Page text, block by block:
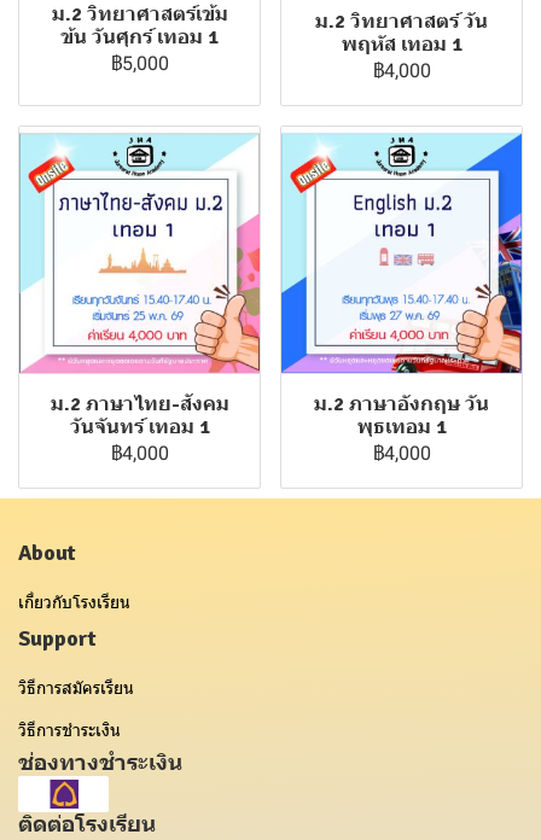
ม.2 วิทยาศาสตร์เข้ม
ข้น วันศุกร์ เทอม 1
฿5,000
ม.2 วิทยาศาสตร์ วัน
พฤหัส เทอม 1
฿4,000
ม.2 ภาษาไทย-สังคม
วันจันทร์ เทอม 1
฿4,000
ม.2 ภาษาอังกฤษ วัน
พุธเทอม 1
฿4,000
About
เกี่ยวกับโรงเรียน
Support
วิธีการสมัครเรียน
วิธีการชำระเงิน
ช่องทางชำระเงิน
ติดต่อโรงเรียน